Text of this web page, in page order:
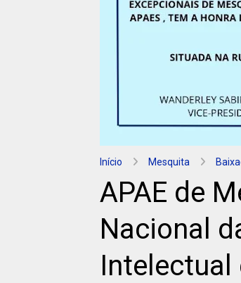
Início Mesquita
APAE de
Nacional
Intelectual